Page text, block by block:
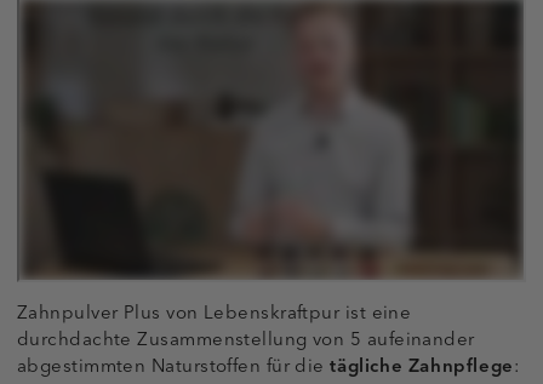
Zahnpulver Plus von Lebenskraftpur ist eine
durchdachte Zusammenstellung von 5 aufeinander
abgestimmten Naturstoffen für dietägliche Zahnpflege: